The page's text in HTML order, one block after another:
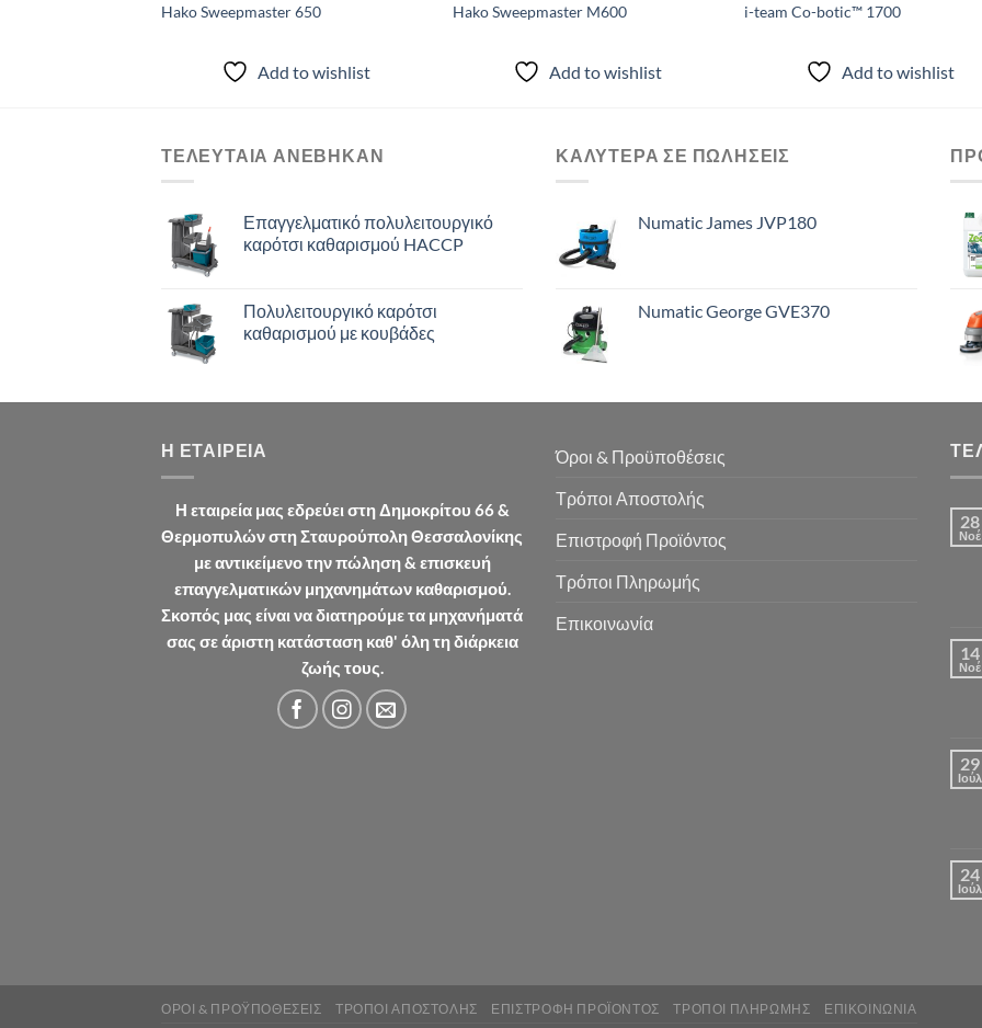
Hako Sweepmaster 650
Add to wishlist
Hako Sweepmaster M600
Add to wishlist
i-team Co-botic™ 1700
Add to wishlist
ΤΕΛΕΥΤΑΙΑ ΑΝΈΒΗΚΑΝ
Επαγγελματικό πολυλειτουργικό
καρότσι καθαρισμού HACCP
Πολυλειτουργικό καρότσι
καθαρισμού με κουβάδες
ΚΑΛΥΤΕΡΑ ΣΕ ΠΩΛΗΣΕΙΣ
Numatic James JVP180
Numatic George GVE370
Η ΕΤΑΙΡΕΊΑ
Η εταιρεία μας εδρεύει στη Δημοκρίτου 66 &
Θερμοπυλών στη Σταυρούπολη Θεσσαλονίκης
με αντικείμενο την πώληση & επισκευή
επαγγελματικών μηχανημάτων καθαρισμού.
Σκοπός μας είναι να διατηρούμε τα μηχανήματά
σας σε άριστη κατάσταση καθ' όλη τη διάρκεια
ζωής τους.
Όροι & Προϋποθέσεις
Τρόποι Αποστολής
Επιστροφή Προϊόντος
Τρόποι Πληρωμής
Επικοινωνία
28
Νοέ
14
Νοέ
29
Ιούλ
24
Ιούλ
ΌΡΟΙ & ΠΡΟΫΠΟΘΈΣΕΙΣ ΤΡΌΠΟΙ ΑΠΟΣΤΟΛΉΣ ΕΠΙΣΤΡΟΦΉ ΠΡΟΪΌΝΤΟΣ ΤΡΌΠΟΙ ΠΛΗΡΩΜΉΣ ΕΠΙΚΟΙΝΩΝΊΑ